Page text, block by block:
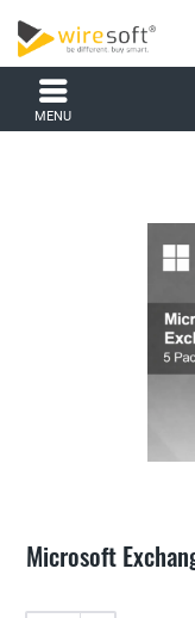
MENU
Microsoft